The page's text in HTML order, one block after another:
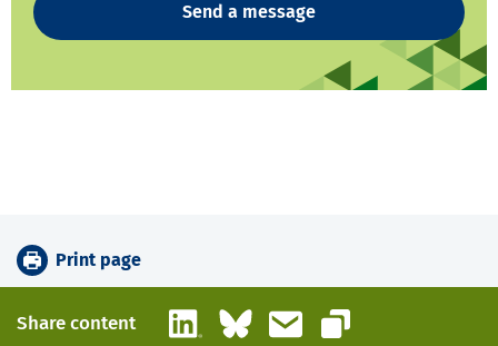
Send a message
Print page
Share content LinkedInBlueskyEmail
Copy link